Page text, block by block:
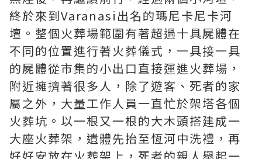
終於來到Varanasi出名的瑪尼卡尼卡河
壇。整個火葬場範圍有著超過十具屍體在
不同的位置進行著火葬儀式，一具接一具
的屍體從市集的小出口直接運進火葬場，
附近擁擠著很多人，除了遊客、死者的家
屬之外，大量工作人員一直忙於架塔各個
火葬坑。以一根又一根的大木頭搭建成一
大座火葬架，遺體先抬至恆河中洗禮，再